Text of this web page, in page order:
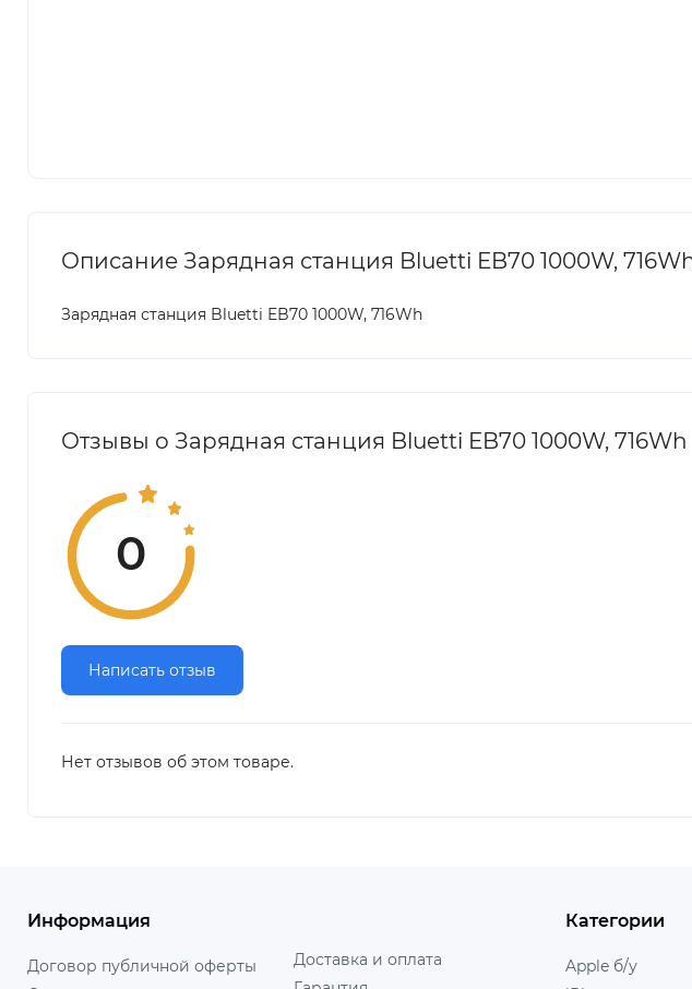
Описание Зарядная станция Bluetti EB70 1000W,
Зарядная станция Bluetti EB70 1000W, 716Wh
Отзывы о Зарядная станция Bluetti EB70 1000W, 716Wh
0
Написать отзыв
Нет отзывов об этом товаре.
Информация
Договор публичной оферты
Доставка и оплата
Категории
Apple б/у